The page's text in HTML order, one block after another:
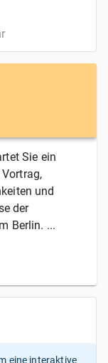
Sie ein
und
der
Berlin. ...
eine interaktive